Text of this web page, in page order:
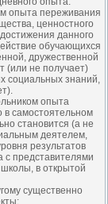
опыта переживания
ценностного
данного
обучающихся
дружественной
(или не получает)
социальных знаний,
опыта
в самостоятельном
становится (а не
деятелем,
результатов
с представителями
в открытой
существенно